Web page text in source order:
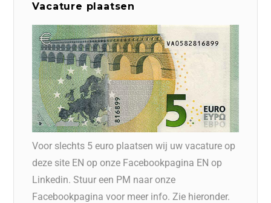
Vacature plaatsen
Voor slechts 5 euro plaatsen wij uw vacature op
deze site EN op onze Facebookpagina EN op
Linkedin. Stuur een PM naar onze
Facebookpagina voor meer info. Zie hieronder.